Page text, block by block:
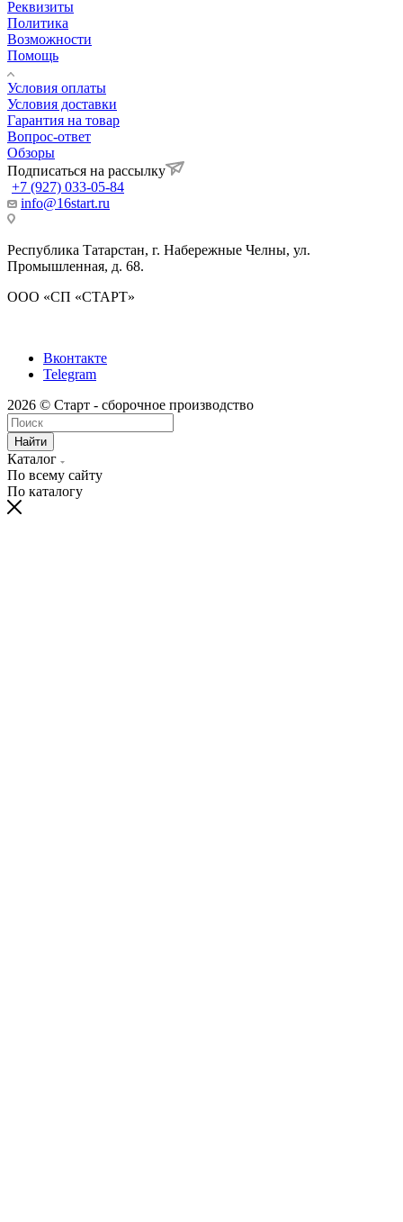
Реквизиты
Политика
Возможности
Помощь
Условия оплаты
Условия доставки
Гарантия на товар
Вопрос-ответ
Обзоры
Подписаться на рассылку
+7 (927) 033-05-84
info@16start.ru
Республика Татарстан, г. Набережные Челны, ул.
Промышленная, д. 68.
ООО «СП «СТАРТ»
Вконтакте
Telegram
2026 © Старт - сборочное производство
Найти
Каталог
По всему сайту
По каталогу